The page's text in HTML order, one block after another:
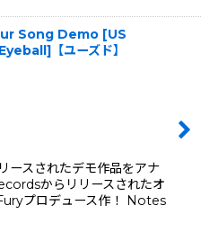
Song Demo [US
【ユーズド】
ースされたデモ作品をアナ
からリリースされたオ
プロデュース作！ Notes